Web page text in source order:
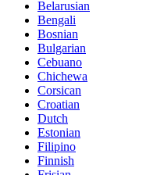
Belarusian
Bengali
Bosnian
Bulgarian
Cebuano
Chichewa
Corsican
Croatian
Dutch
Estonian
Filipino
Finnish